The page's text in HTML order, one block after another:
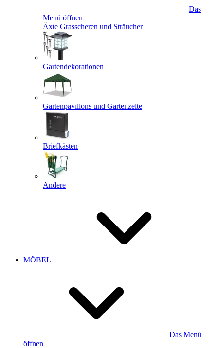
Das
Menü öffnen
Äxte Grasscheren und Sträucher
Gartendekorationen
Gartenpavillons und Gartenzelte
Briefkästen
Andere
MÖBEL
Das Menü
öffnen